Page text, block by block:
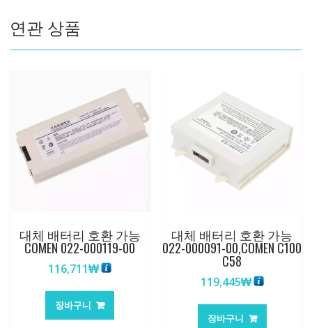
수
량
연관 상품
대체 배터리 호환 가능
COMEN 022-000119-00
116,711₩
장바구니
대체 배터리 호환 가능
022-000091-00,COMEN C100
C58
119,445₩
장바구니